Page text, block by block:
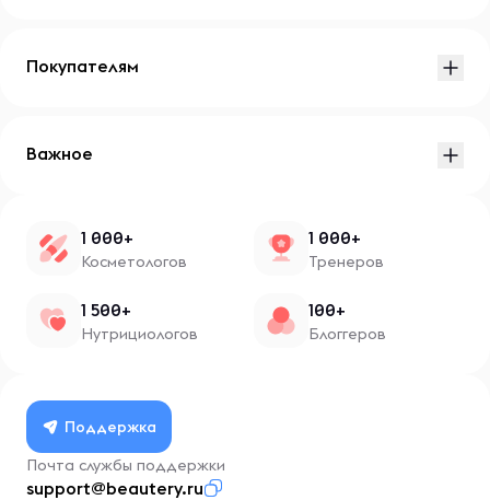
Покупателям
Важное
1 000+
Косметологов
1 000+
Тренеров
1 500+
Нутрициологов
100+
Блоггеров
Поддержка
Почта службы поддержки
support@beautery.ru